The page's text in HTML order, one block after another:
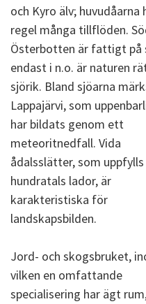
och Kyro älv; huvudåarna
regel många tillflöden.
Österbotten är fattigt på
endast i n.o. är naturen
sjörik. Bland sjöarna
Lappajärvi, som
har bildats genom ett
meteoritnedfall. Vida
ådalsslätter, som uppfylls
hundratals lador, är
karakteristiska för
landskapsbilden.
Jord- och skogsbruket,
vilken en omfattande
specialisering har ägt